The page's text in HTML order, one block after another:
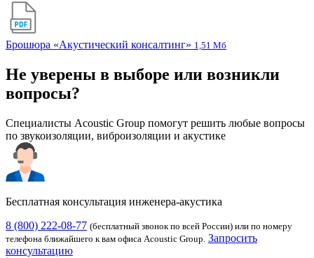
Брошюра «Акустический консалтинг» 1,51 Мб
Не уверены в выборе или возникли
вопросы?
Специалисты Acoustic Group помогут решить любые вопросы
по звукоизоляции, виброизоляции и акустике
Бесплатная консультация инженера-акустика
8 (800) 222-08-77 (бесплатный звонок по всей России) или по номеру
телефона ближайшего к вам офиса Acoustic Group. Запросить
консультацию